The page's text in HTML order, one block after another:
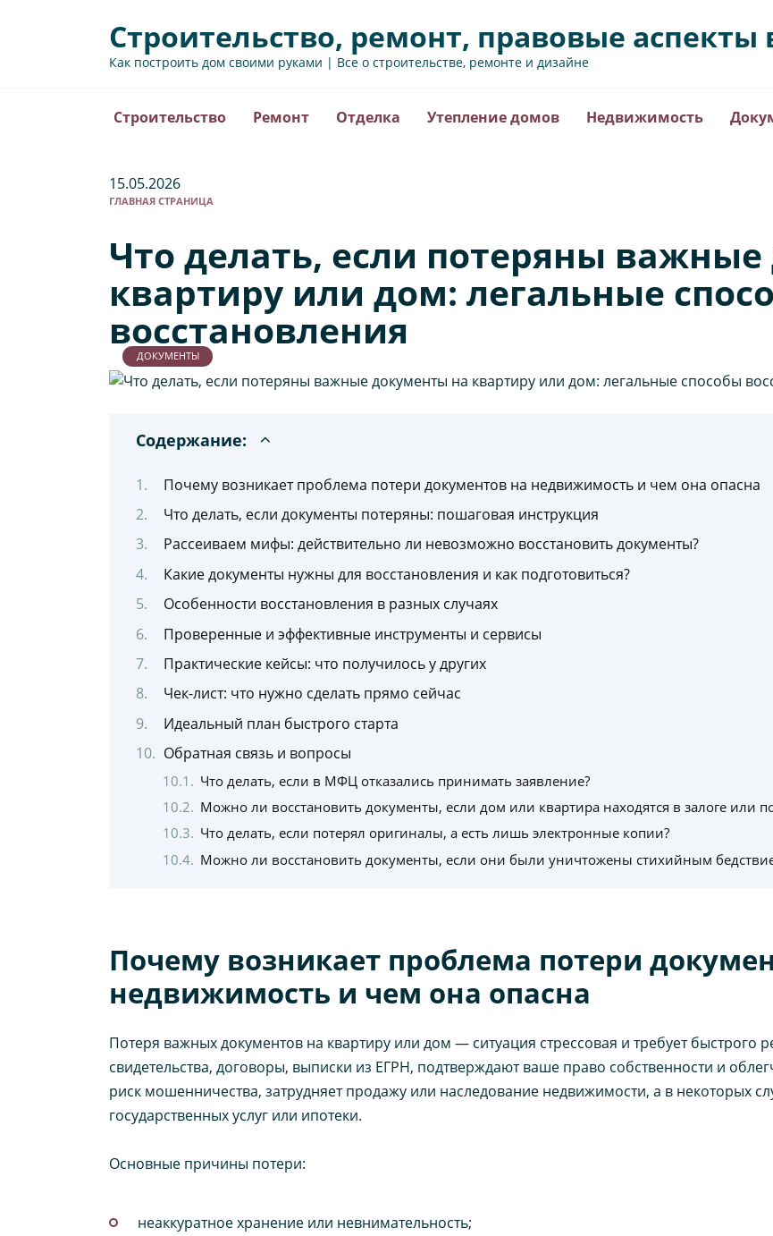
Строительство, ремонт, правовые
Как построить дом своими руками | Все о строительстве, ремонте и дизайне
Строительство Ремонт Отделка Утепление домов Недвижимость
15.05.2026
ГЛАВНАЯ СТРАНИЦА
Что делать, если потеряны
квартиру или дом: легальные
восстановления
ДОКУМЕНТЫ
Содержание:
Почему возникает проблема потери документов на недвижимость и чем она опасна
Что делать, если документы потеряны: пошаговая инструкция
Рассеиваем мифы: действительно ли невозможно восстановить документы?
Какие документы нужны для восстановления и как подготовиться?
Особенности восстановления в разных случаях
Проверенные и эффективные инструменты и сервисы
Практические кейсы: что получилось у других
Чек-лист: что нужно сделать прямо сейчас
Идеальный план быстрого старта
Обратная связь и вопросы
Что делать, если в МФЦ отказались принимать заявление?
Можно ли восстановить документы, если дом или квартира находятся в залоге или
Что делать, если потерял оригиналы, а есть лишь электронные копии?
Можно ли восстановить документы, если они были уничтожены стихийным
Почему возникает проблема потери
недвижимость и чем она опасна
Потеря важных документов на квартиру или дом — ситуация стрессовая и требует быстрого
свидетельства, договоры, выписки из ЕГРН, подтверждают ваше право собственности и
риск мошенничества, затрудняет продажу или наследование недвижимости, а в некоторых
государственных услуг или ипотеки.
Основные причины потери:
неаккуратное хранение или невнимательность;